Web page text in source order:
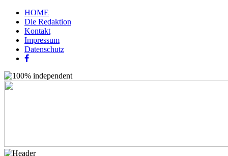
HOME
Die Redaktion
Kontakt
Impressum
Datenschutz